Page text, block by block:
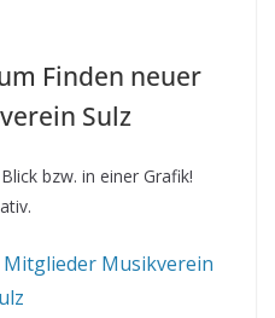
Finden neuer
Sulz
bzw. in einer Grafik!